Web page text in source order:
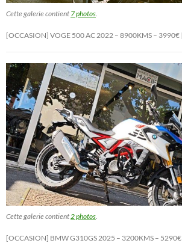
Cette galerie contient 7 photos
[OCCASION] VOGE 500 AC 2022 – 8900KMS – 3990€
Cette galerie contient 2 photos
[OCCASION] BMW G310GS 2025 – 3200KMS – 5290€